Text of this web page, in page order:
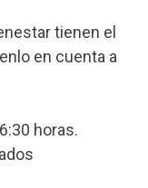
tienen el
en cuenta a
horas.